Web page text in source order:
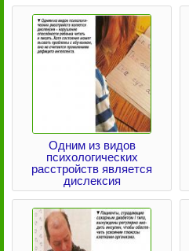
Одним из видов
психологических
расстройств является
дислексия